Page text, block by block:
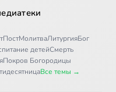
ПостМолитваЛитургияБог
детейСмерть
Покров Богородицы
Все темы →